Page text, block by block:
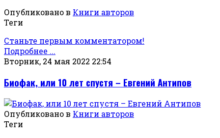
Опубликовано в Книги авторов
Теги
Станьте первым комментатором!
Подробнее ...
Вторник, 24 мая 2022 22:54
Биофак, или 10 лет спустя – Евгений Антипов
Опубликовано в Книги авторов
Теги